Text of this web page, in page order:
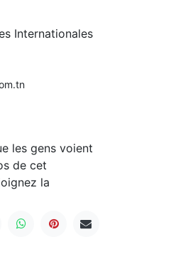
Internationales
les gens voient
de cet
la